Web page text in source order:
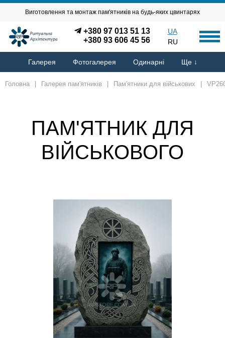
Виготовлення та монтаж пам'ятників на будь-яких цвинтарях
+380 97 013 51 13
+380 93 606 45 56
UA
RU
Галерея Фотогалерея Одинарні Ще ↓
Головна Галерея пам'ятників Пам'ятники для військових
ПАМ'ЯТНИК ДЛЯ
ВІЙСЬКОВОГО